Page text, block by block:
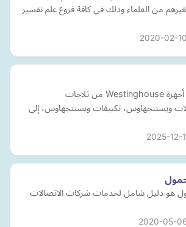
من العلماء وذلك في كافة فروع علم تفسير
2020-02-10
صيانة شاملة لجميع أجهزة Westinghouse من ثلاجات
ويستنجهاوس، تكييفات ويستنجهاوس، إلى
2025-12-
هو دليل شامل لخدمات شركات الاتصالات
2020-05-